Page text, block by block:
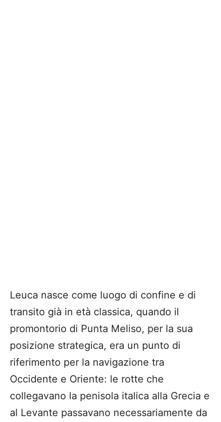
Leuca nasce come luogo di confine e di
transito già in età classica, quando il
promontorio di Punta Meliso, per la sua
posizione strategica, era un punto di
riferimento per la navigazione tra
Occidente e Oriente: le rotte che
collegavano la penisola italica alla Grecia e
al Levante passavano necessariamente da